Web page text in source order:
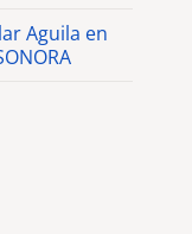
Aguila en